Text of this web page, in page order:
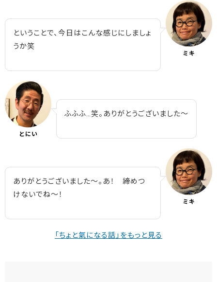
ということで、今日はこんな感じにしましょ
うか笑
ミキ
とにい
ふふふ…笑。ありがとうございました～
ありがとうございました～。あ！ 締めつ
けないでね～！
ミキ
「ちょと氣になる話」をもっと見る